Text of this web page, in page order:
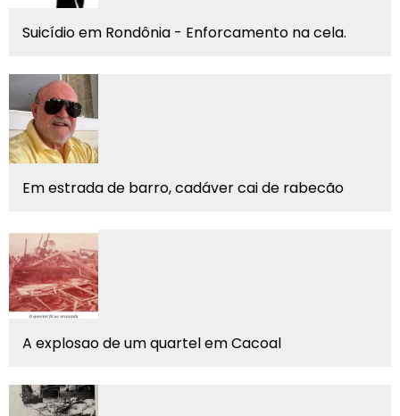
Suicídio em Rondônia - Enforcamento na cela.
Em estrada de barro, cadáver cai de rabecão
A explosao de um quartel em Cacoal